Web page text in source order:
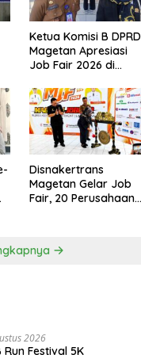
Ketua Komisi B DPRD
Magetan Apresiasi
Job Fair 2026 di
Anggaran
Disnakertrans
Magetan Gelar Job
Fair, 20 Perusahaan
2026
Run Festival 5K